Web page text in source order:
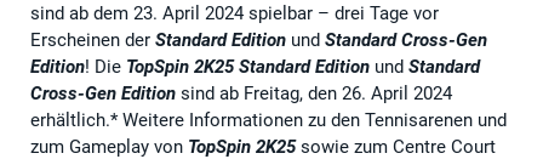
sind ab dem 23. April 2024 spielbar – drei Tage vor
Erscheinen der Standard Edition und Standard Cross-Gen
Edition! Die TopSpin 2K25 Standard Edition und Standard
Cross-Gen Edition sind ab Freitag, den 26. April 2024
erhältlich.* Weitere Informationen zu den Tennisarenen und
zum Gameplay von TopSpin 2K25sowie zum Centre Court